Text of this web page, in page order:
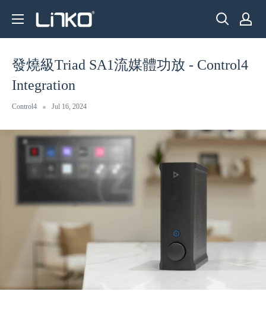
content
LINKO
LIMITED
發燒級Triad SA1流媒體功放 - Control4
Integration
Control4 Jul 16, 2024